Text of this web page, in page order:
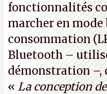
fonctionnalités
marcher en mode
consommation
Bluetooth –
démonstration –,
« La conception